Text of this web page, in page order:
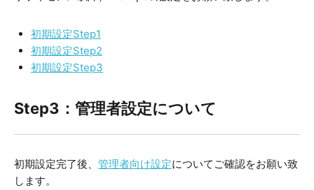
初期設定Step1
初期設定Step2
初期設定Step3
Step3：管理者設定について
初期設定完了後、 管理者向け設定についてご確認をお願い致
します。